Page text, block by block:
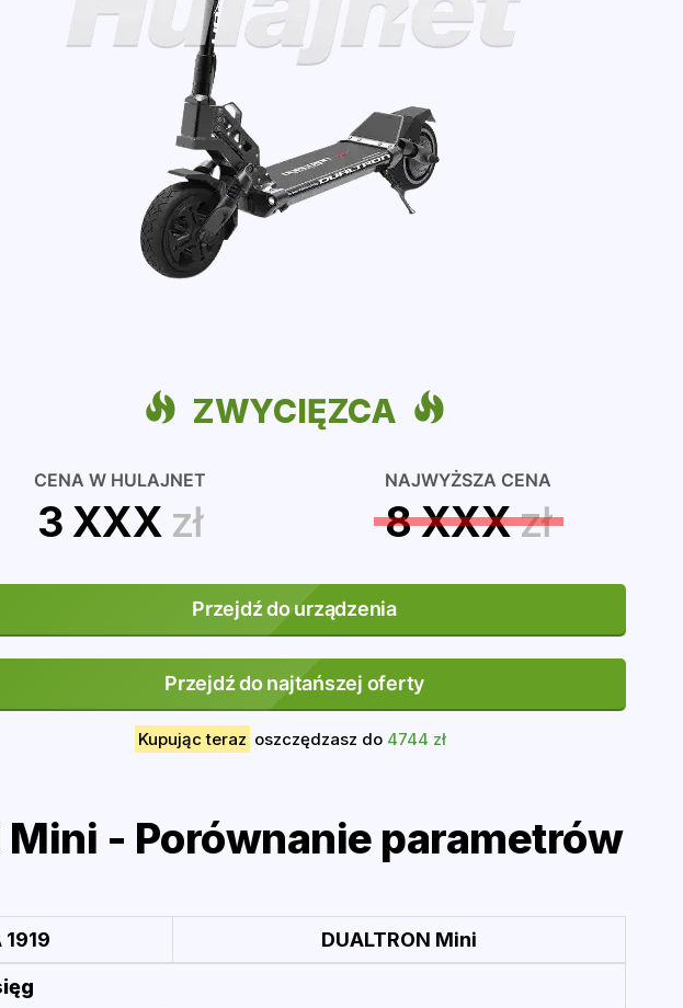
ZWYCIĘZCA
CENA W HULAJNET
3 XXX zł
NAJWYŻSZA CENA
8 XXXzł
Przejdź do urządzenia
Przejdź do najtańszej oferty
Kupując teraz oszczędzasz do 4744 zł
Mini - Porównanie parametrów
1919 DUALTRON Mini